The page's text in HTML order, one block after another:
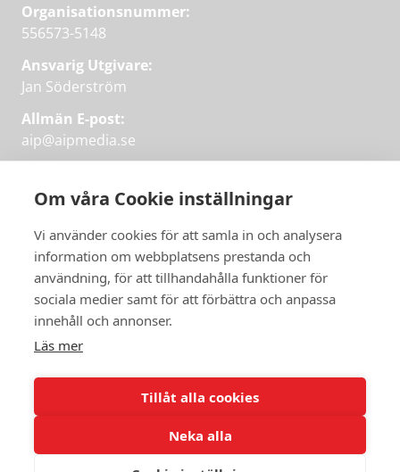
Om våra Cookie inställningar
Vi använder cookies för att samla in och analysera
information om webbplatsens prestanda och
användning, för att tillhandahålla funktioner för
sociala medier samt för att förbättra och anpassa
innehåll och annonser.
Läs mer
Tillåt alla cookies
Neka alla
första månaden
gratis.
PRENUMERERA
Organisationsnummer:
556573-5148
Ansvarig Utgivare:
Jan Söderström
Allmän E-post:
aip@aipmedia.se
aip@flowyinfo.seeller 08-1210 60 40.
Instagram
LinkedIn
Twitter
Facebook
Få veckans bästa
artiklar på mejlen
PRENUMERERA